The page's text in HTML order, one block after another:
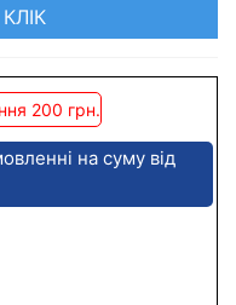
200 грн.
на суму від